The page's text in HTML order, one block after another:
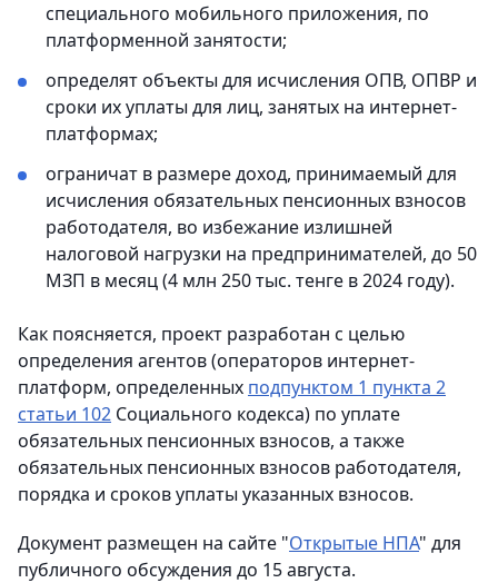
специального мобильного приложения, по
платформенной занятости;
определят объекты для исчисления ОПВ, ОПВР и
сроки их уплаты для лиц, занятых на интернет-
платформах;
ограничат в размере доход, принимаемый для
исчисления обязательных пенсионных взносов
работодателя, во избежание излишней
налоговой нагрузки на предпринимателей, до 50
МЗП в месяц (4 млн 250 тыс. тенге в 2024 году).
Как поясняется, проект разработан с целью
определения агентов (операторов интернет-
платформ, определенных подпунктом 1 пункта 2
статьи 102 Социального кодекса) по уплате
обязательных пенсионных взносов, а также
обязательных пенсионных взносов работодателя,
порядка и сроков уплаты указанных взносов.
Документ размещен на сайте "Открытые НПА" для
публичного обсуждения до 15 августа.